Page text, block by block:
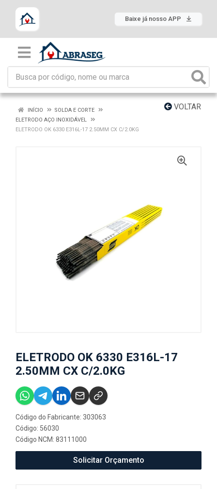
Baixe já nosso APP
VOLTAR
INÍCIO
SOLDA E CORTE
ELETRODO AÇO INOXIDÁVEL
ELETRODO OK 6330 E316L-17 2.50MM CX C/2.0KG
ELETRODO OK 6330 E316L-17
2.50MM CX C/2.0KG
Código do Fabricante: 303063
Código: 56030
Código NCM: 83111000
Solicitar Orçamento